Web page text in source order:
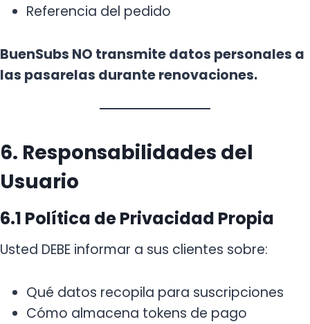
Referencia del pedido
BuenSubs NO transmite datos personales a
las pasarelas durante renovaciones.
6. Responsabilidades del
Usuario
6.1 Política de Privacidad Propia
Usted DEBE informar a sus clientes sobre:
Qué datos recopila para suscripciones
Cómo almacena tokens de pago